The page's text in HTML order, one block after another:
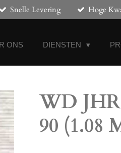
Snelle Levering Hoge
ONS DIENSTEN
WD
90 (1.08